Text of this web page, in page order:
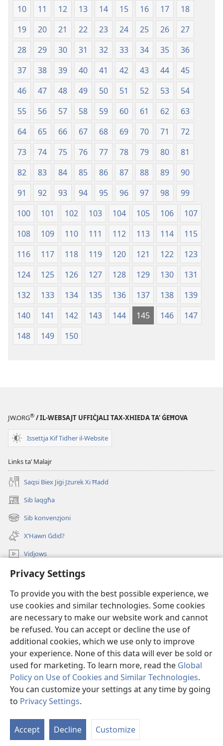
Privacy Settings
To provide you with the best possible experience, we
use cookies and similar technologies. Some cookies
are necessary to make our website work and cannot
be refused. You can accept or decline the use of
additional cookies, which we use only to improve
your experience. None of this data will ever be sold or
used for marketing. To learn more, read the Global
Policy on Use of Cookies and Similar Technologies.
You can customize your settings at any time by going
to Privacy Settings.
Accept Decline Customize
Iskrittura
Mqaddsa
(Reviżjoni
tal-
2013)
Iskrittura
Mqaddsa
(Reviżjoni
tal-
2013)
10
11 12 13 14 15 16 17
18
19
20 21 22 23 24 25 26
27
28
29 30 31 32 33 34 35
36
37
38 39 40 41 42 43 44
45
46
47 48 49 50 51 52 53
54
55
56 57 58 59 60 61 62
63
64
65 66 67 68 69 70 71
72
73
74 75 76 77 78 79 80
81
82
83 84 85 86 87 88 89
90
91
92 93 94 95 96 97 98
99
100
101 102 103 104 105 106
107
108
109 110 111 112 113 114
115
116
117 118 119 120 121 122
123
124
125 126 127 128 129 130
131
132
133 134 135 136 137 138
139
140
141 142 143 144 145 146
147
148
149 150
JW.ORG® / IL-WEBSAJT UFFIĊJALI TAX-XHIEDA TA' ĠEĦOVA
Issettja Kif Tidher il-Website
Links taʼ Malajr
Saqsi Biex Jiġi Jżurek Xi Ħadd
Sib laqgħa
(opens
new
window)
Sib konvenzjoni
(opens
new
window)
X’Hawn Ġdid?
Vidjows
Fittex f’JW.ORG
Donazzjonijiet
(opens
new
window)LIBRERIJA ONLAJN tat-Torri tal-Għassa
(opens
new
JW Hub ®
(opens
new
window)
Copyright© 2026 Watch Tower Bible and Tract Society of Pennsylvania.
TERMINI TAL-UŻU|